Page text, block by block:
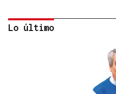
Lo último